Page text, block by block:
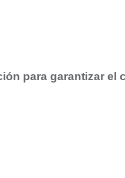
para garantizar